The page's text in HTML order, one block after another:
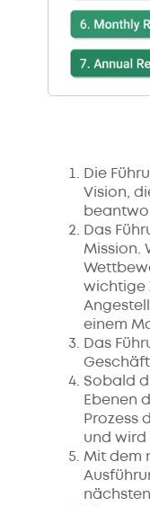
Die
Vision,
Das
Mission.
wichtige
einem
Das
Sobald
Ebenen
Prozess
und wird
Mit dem